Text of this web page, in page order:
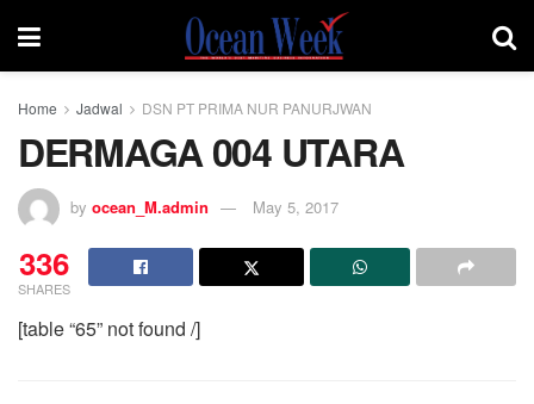
Home Jadwal DSN PT PRIMA NUR PANURJWAN
DERMAGA 004 UTARA
by ocean_M.admin May 5, 2017
336
SHARES
[table “65” not found /]